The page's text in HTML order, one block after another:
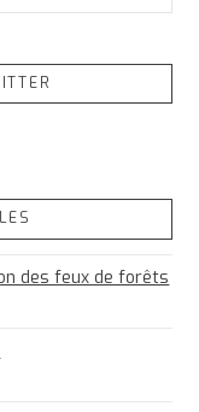
des feux de forêts